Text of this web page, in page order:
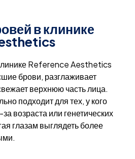
в клинике
Reference Aesthetics
брови, разглаживает
верхнюю часть лица.
подходит для тех, у кого
возраста или генетических
глазам выглядеть более